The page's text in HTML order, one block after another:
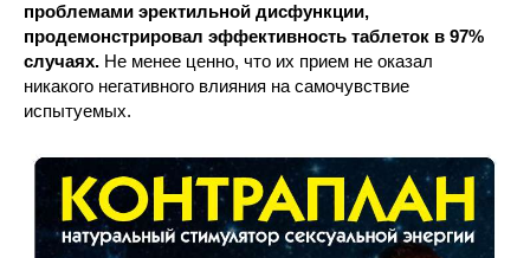
проблемами эректильной дисфункции,
продемонстрировал эффективность таблеток в 97%
случаях. Не менее ценно, что их прием не оказал
никакого негативного влияния на самочувствие
испытуемых.